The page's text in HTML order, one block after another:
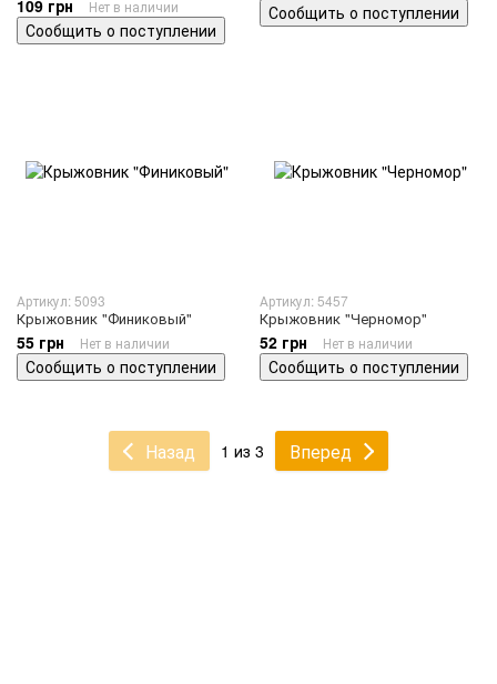
109 грн Нет в наличии
Сообщить о поступлении
Сообщить о поступлении
Артикул: 5093
Крыжовник "Финиковый"
55 грн Нет в наличии
Сообщить о поступлении
Артикул: 5457
Крыжовник "Черномор"
52 грн Нет в наличии
Сообщить о поступлении
Назад 1 из 3 Вперед